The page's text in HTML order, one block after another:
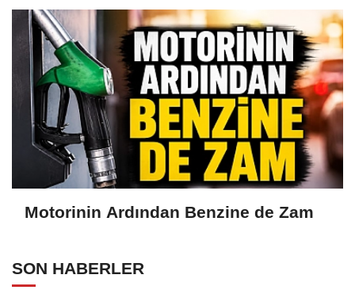
Motorinin Ardından Benzine de Zam
SON HABERLER